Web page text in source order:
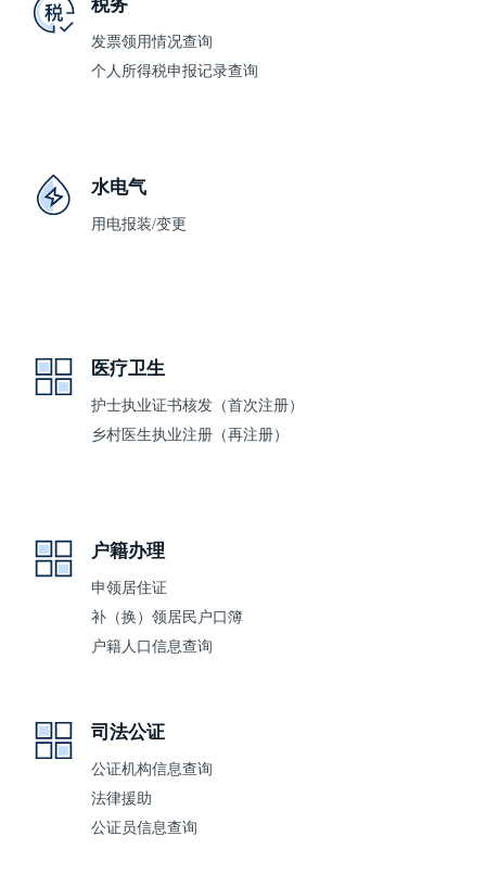
税务
发票领用情况查询
个人所得税申报记录查询
水电气
用电报装/变更
医疗卫生
护士执业证书核发（首次注册）
乡村医生执业注册（再注册）
户籍办理
申领居住证
补（换）领居民户口簿
户籍人口信息查询
司法公证
公证机构信息查询
法律援助
公证员信息查询